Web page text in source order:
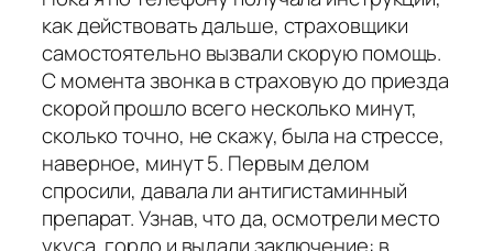
как действовать дальше, страховщики
самостоятельно вызвали скорую помощь.
С момента звонка в страховую до приезда
скорой прошло всего несколько минут,
сколько точно, не скажу, была на стрессе,
наверное, минут 5. Первым делом
спросили, давала ли антигистаминный
препарат. Узнав, что да, осмотрели место